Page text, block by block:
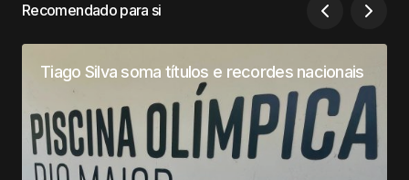
Recomendado para si
Tiago Silva soma títulos e recordes nacionais